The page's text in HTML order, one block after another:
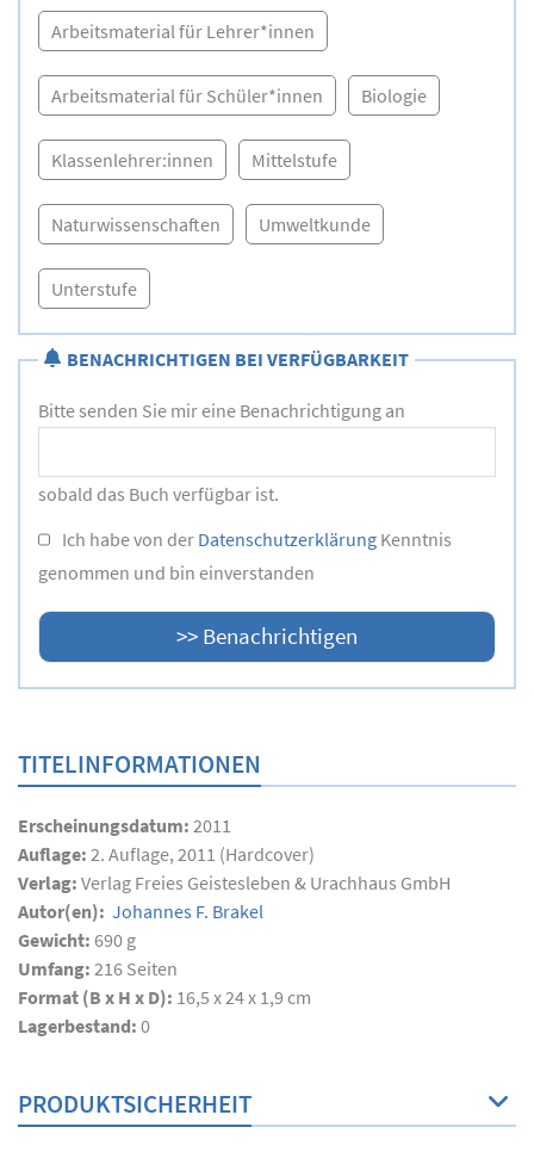
Arbeitsmaterial für Lehrer*innen
Arbeitsmaterial für Schüler*innen Biologie
Klassenlehrer:innen Mittelstufe
Naturwissenschaften Umweltkunde
Unterstufe
BENACHRICHTIGEN BEI VERFÜGBARKEIT
Bitte senden Sie mir eine Benachrichtigung an
sobald das Buch verfügbar ist.
Ich habe von der Datenschutzerklärung Kenntnis
genommen und bin einverstanden
TITELINFORMATIONEN
Erscheinungsdatum: 2011
Auflage: 2. Auflage, 2011 (Hardcover)
Verlag: Verlag Freies Geistesleben & Urachhaus GmbH
Autor(en): Johannes F. Brakel
Gewicht: 690 g
Umfang: 216 Seiten
Format (B x H x D): 16,5 x 24 x 1,9 cm
Lagerbestand: 0
PRODUKTSICHERHEIT